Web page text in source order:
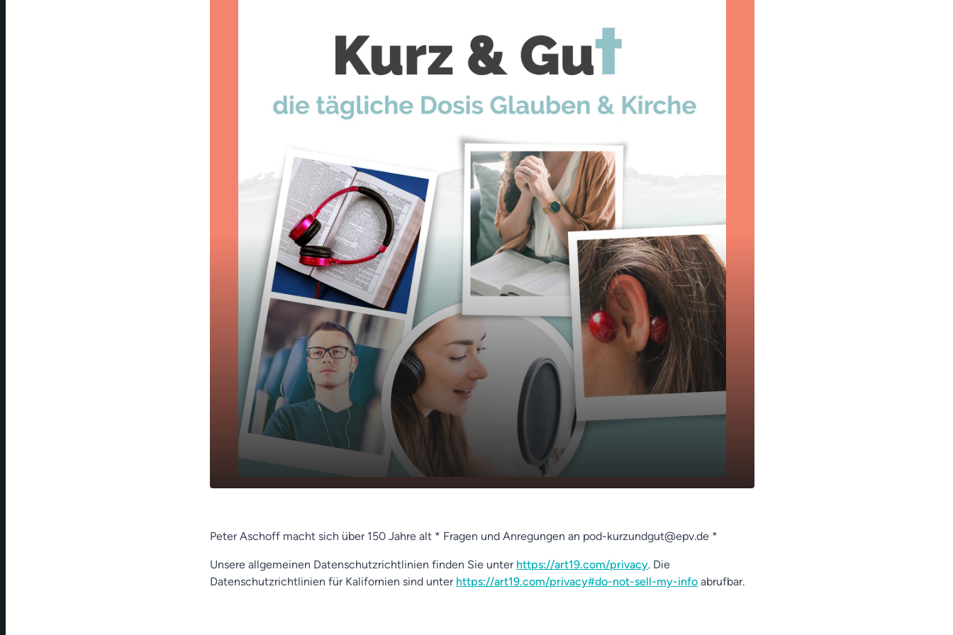
Peter Aschoff macht sich über 150 Jahre alt * Fragen und Anregungen an pod-kurzundgut@epv.de *
Unsere allgemeinen Datenschutzrichtlinien finden Sie unter https://art19.com/privacy. Die
Datenschutzrichtlinien für Kalifornien sind unter https://art19.com/privacy#do-not-sell-my-info abrufbar.